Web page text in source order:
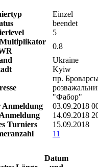
Einzel
beendet
5
0.8
Ukraine
Kyiw
пр.
"Фабор"
Anmeldung
03.09.2018
14.09.2018
Turniers
15.09.2018
11
Datum